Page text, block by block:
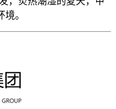
。